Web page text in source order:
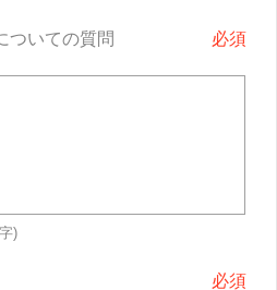
ついての質問
)